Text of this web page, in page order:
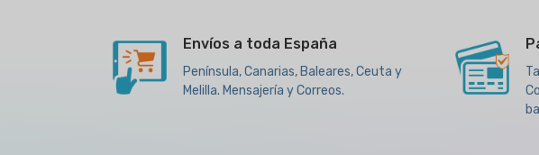
Envíos a toda España
Península, Canarias, Baleares, Ceuta y
Melilla. Mensajería y Correos.